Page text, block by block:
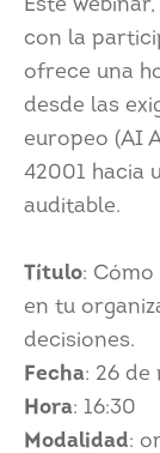
Este
con la
ofrece una
desde las
europeo (AI
42001 hacia
auditable.
Título:
en tu
decisiones.
Fecha: 26 de
Hora: 16:30
Modalidad: